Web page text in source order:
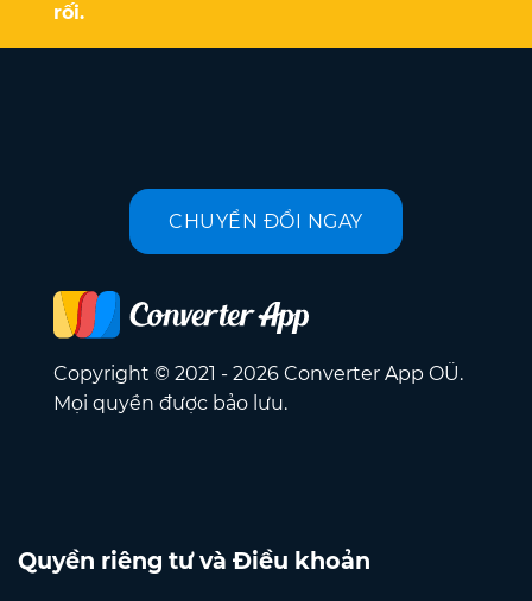
rối.
CHUYỂN ĐỔI NGAY
Copyright © 2021 - 2026 Converter App OÜ.
Mọi quyền được bảo lưu.
Quyền riêng tư và Điều khoản